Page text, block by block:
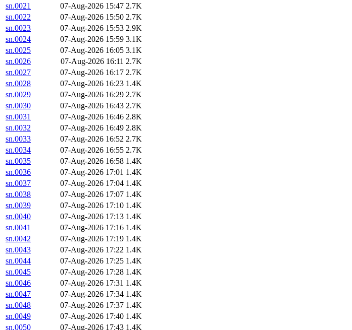
sn.0021
07-Aug-2026 15:47 2.7K
sn.0022
07-Aug-2026 15:50 2.7K
sn.0023
07-Aug-2026 15:53 2.9K
sn.0024
07-Aug-2026 15:59 3.1K
sn.0025
07-Aug-2026 16:05 3.1K
sn.0026
07-Aug-2026 16:11 2.7K
sn.0027
07-Aug-2026 16:17 2.7K
sn.0028
07-Aug-2026 16:23 1.4K
sn.0029
07-Aug-2026 16:29 2.7K
sn.0030
07-Aug-2026 16:43 2.7K
sn.0031
07-Aug-2026 16:46 2.8K
sn.0032
07-Aug-2026 16:49 2.8K
sn.0033
07-Aug-2026 16:52 2.7K
sn.0034
07-Aug-2026 16:55 2.7K
sn.0035
07-Aug-2026 16:58 1.4K
sn.0036
07-Aug-2026 17:01 1.4K
sn.0037
07-Aug-2026 17:04 1.4K
sn.0038
07-Aug-2026 17:07 1.4K
sn.0039
07-Aug-2026 17:10 1.4K
sn.0040
07-Aug-2026 17:13 1.4K
sn.0041
07-Aug-2026 17:16 1.4K
sn.0042
07-Aug-2026 17:19 1.4K
sn.0043
07-Aug-2026 17:22 1.4K
sn.0044
07-Aug-2026 17:25 1.4K
sn.0045
07-Aug-2026 17:28 1.4K
sn.0046
07-Aug-2026 17:31 1.4K
sn.0047
07-Aug-2026 17:34 1.4K
sn.0048
07-Aug-2026 17:37 1.4K
sn.0049
07-Aug-2026 17:40 1.4K
sn.0050
07-Aug-2026 17:43 1.4K